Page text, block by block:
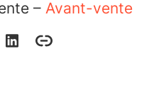
– Avant-vente